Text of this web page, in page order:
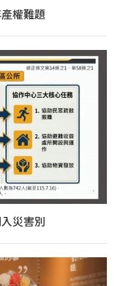
權難題
災害別